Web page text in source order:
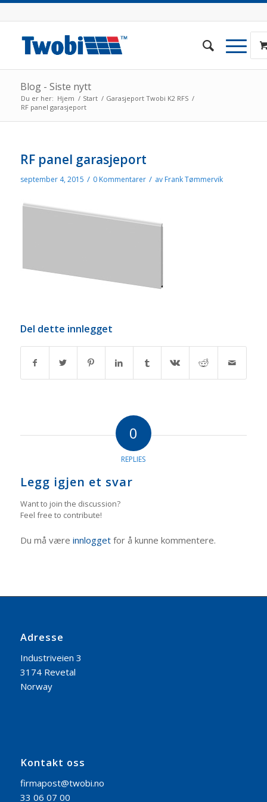
Blog - Siste nytt
Du er her: Hjem / Start / Garasjeport Twobi K2 RFS /
RF panel garasjeport
RF panel garasjeport
september 4, 2015 / 0 Kommentarer / av Frank Tømmervik
Del dette innlegget
0
REPLIES
Legg igjen et svar
Want to join the discussion?
Feel free to contribute!
Du må være innloggetfor å kunne kommentere.
Adresse
Industriveien 3
3174 Revetal
Norway
Kontakt oss
firmapost@twobi.no
33 06 07 00